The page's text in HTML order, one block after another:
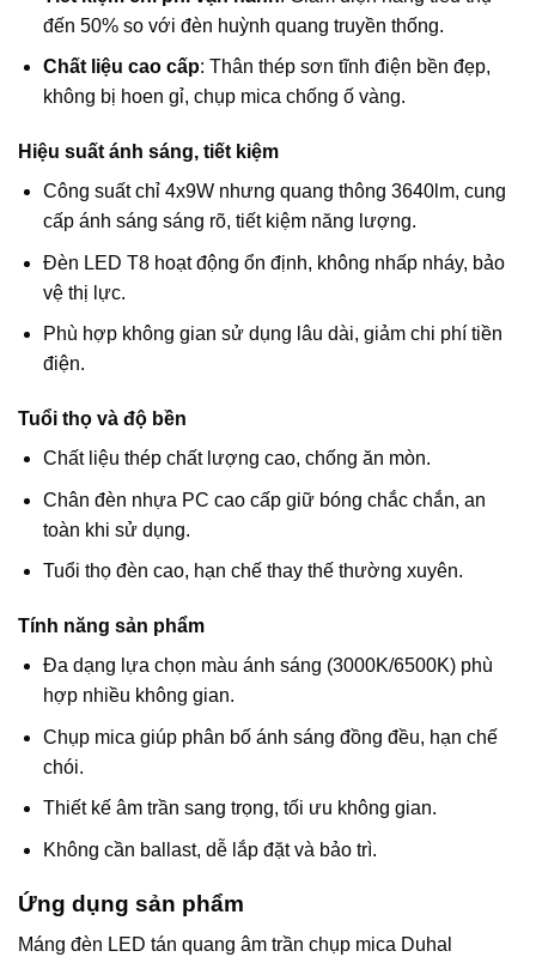
đến 50% so với đèn huỳnh quang truyền thống.
Chất liệu cao cấp: Thân thép sơn tĩnh điện bền đẹp,
không bị hoen gỉ, chụp mica chống ố vàng.
Hiệu suất ánh sáng, tiết kiệm
Công suất chỉ 4x9W nhưng quang thông 3640lm, cung
cấp ánh sáng sáng rõ, tiết kiệm năng lượng.
Đèn LED T8 hoạt động ổn định, không nhấp nháy, bảo
vệ thị lực.
Phù hợp không gian sử dụng lâu dài, giảm chi phí tiền
điện.
Tuổi thọ và độ bền
Chất liệu thép chất lượng cao, chống ăn mòn.
Chân đèn nhựa PC cao cấp giữ bóng chắc chắn, an
toàn khi sử dụng.
Tuổi thọ đèn cao, hạn chế thay thế thường xuyên.
Tính năng sản phẩm
Đa dạng lựa chọn màu ánh sáng (3000K/6500K) phù
hợp nhiều không gian.
Chụp mica giúp phân bố ánh sáng đồng đều, hạn chế
chói.
Thiết kế âm trần sang trọng, tối ưu không gian.
Không cần ballast, dễ lắp đặt và bảo trì.
Ứng dụng sản phẩm
Máng đèn LED tán quang âm trần chụp mica Duhal